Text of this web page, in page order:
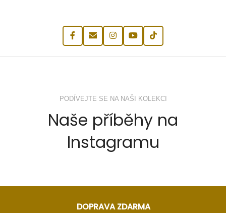
PODÍVEJTE SE NA NAŠI KOLEKCI
Naše příběhy na
Instagramu
DOPRAVA ZDARMA